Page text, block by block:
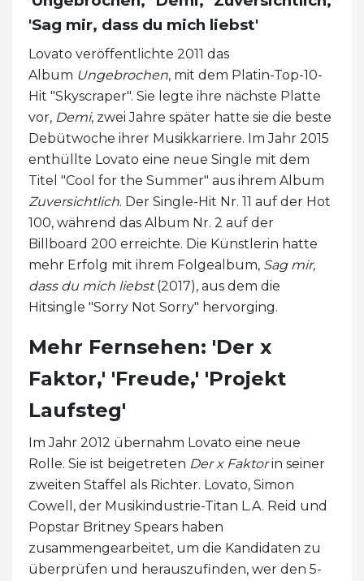
'Sag mir, dass du mich liebst'
Lovato veröffentlichte 2011 das
Album Ungebrochen, mit dem Platin-Top-10-
Hit "Skyscraper". Sie legte ihre nächste Platte
vor, Demi, zwei Jahre später hatte sie die beste
Debütwoche ihrer Musikkarriere. Im Jahr 2015
enthüllte Lovato eine neue Single mit dem
Titel "Cool for the Summer" aus ihrem Album
Zuversichtlich. Der Single-Hit Nr. 11 auf der Hot
100, während das Album Nr. 2 auf der
Billboard 200 erreichte. Die Künstlerin hatte
mehr Erfolg mit ihrem Folgealbum, Sag mir,
dass du mich liebst(2017), aus dem die
Hitsingle "Sorry Not Sorry" hervorging.
Mehr Fernsehen: 'Der x
Faktor,' 'Freude,' 'Projekt
Laufsteg'
Im Jahr 2012 übernahm Lovato eine neue
Rolle. Sie ist beigetreten Der x Faktorin seiner
zweiten Staffel als Richter. Lovato, Simon
Cowell, der Musikindustrie-Titan L.A. Reid und
Popstar Britney Spears haben
zusammengearbeitet, um die Kandidaten zu
überprüfen und herauszufinden, wer den 5-